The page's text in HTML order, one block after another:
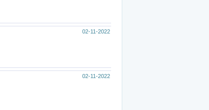
02-11-2022
02-11-2022